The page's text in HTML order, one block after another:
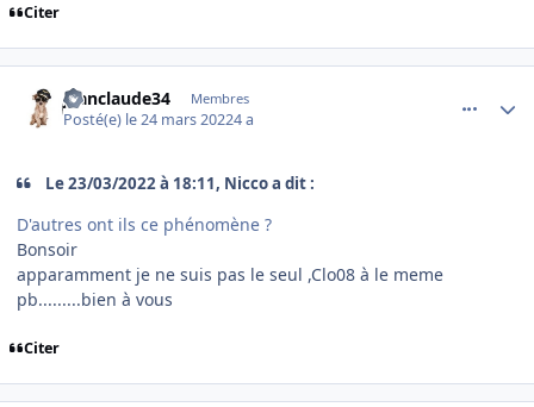
Citer
jeanclaude34 Membres
Posté(e) le 24 mars 20224 a
Le 23/03/2022 à 18:11, Nicco a dit :
D'autres ont ils ce phénomène ?
Bonsoir
apparamment je ne suis pas le seul ,Clo08 à le meme
pb.........bien à vous
Citer